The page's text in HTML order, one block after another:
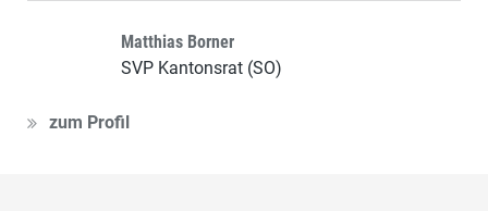
Matthias Borner
SVP Kantonsrat (SO)
zum Profil